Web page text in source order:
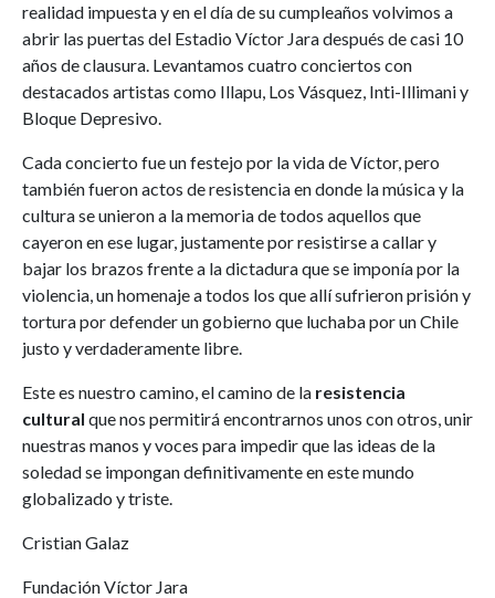
realidad impuesta y en el día de su cumpleaños volvimos a
abrir las puertas del Estadio Víctor Jara después de casi 10
años de clausura. Levantamos cuatro conciertos con
destacados artistas como Illapu, Los Vásquez, Inti-Illimani y
Bloque Depresivo.
Cada concierto fue un festejo por la vida de Víctor, pero
también fueron actos de resistencia en donde la música y la
cultura se unieron a la memoria de todos aquellos que
cayeron en ese lugar, justamente por resistirse a callar y
bajar los brazos frente a la dictadura que se imponía por la
violencia, un homenaje a todos los que allí sufrieron prisión y
tortura por defender un gobierno que luchaba por un Chile
justo y verdaderamente libre.
Este es nuestro camino, el camino de la resistencia
cultural que nos permitirá encontrarnos unos con otros, unir
nuestras manos y voces para impedir que las ideas de la
soledad se impongan definitivamente en este mundo
globalizado y triste.
Cristian Galaz
Fundación Víctor Jara